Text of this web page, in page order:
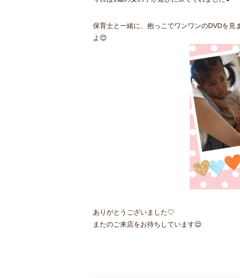
保育士と一緒に、抱っこでワンワンのDVDを
よ😊
ありがとうございました♡
またのご来店をお待ちしています😌